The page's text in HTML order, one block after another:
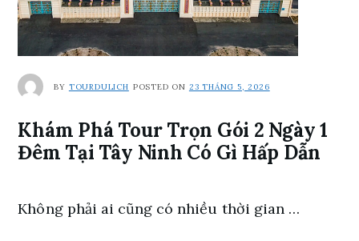
BY TOURDULICH POSTED ON 23 THÁNG 5, 2026
Khám Phá Tour Trọn Gói 2 Ngày 1
Đêm Tại Tây Ninh Có Gì Hấp Dẫn
Không phải ai cũng có nhiều thời gian …